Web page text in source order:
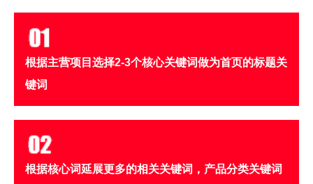
根据主营项目选择2-3个核心关键词做为首页的标题关
键词
根据核心词延展更多的相关关键词，产品分类关键词